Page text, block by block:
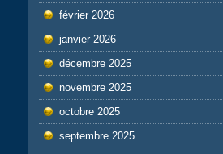
février 2026
janvier 2026
décembre 2025
novembre 2025
octobre 2025
septembre 2025